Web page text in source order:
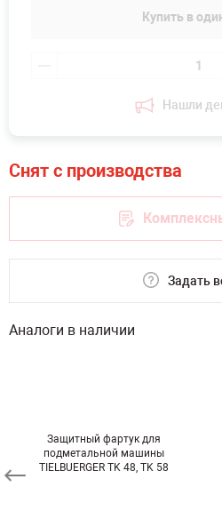
Нашли
Купить в
Задать
Аналоги в наличии
Защитный фартук для
подметальной машины
TIELBUERGER TK 48, TK 58